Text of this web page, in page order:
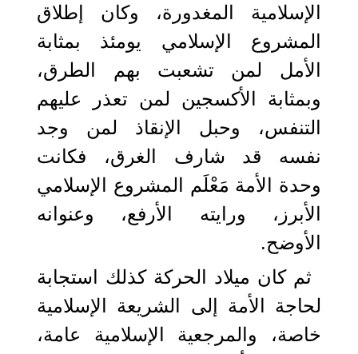
الإسلامية المغدورة، وكان إطلاق
المشروع الإسلامي يومئذ بمثابة
الأمل لمن تشعبت بهم الطرق،
وبمثابة الأكسجين لمن تعذر عليهم
التنفس، وحبل الإنقاذ لمن وجد
نفسه قد شارف الغرق، فكانت
وحدة الأمة مَعْلَم المشروع الإسلامي
الأبرز، ورايته الأرفع، وعنوانه
الأوضح.
ثم كان ميلاد الحركة كذلك استجابة
لحاجة الأمة إلى الشريعة الإسلامية
خاصة، والمرجعية الإسلامية عامة،